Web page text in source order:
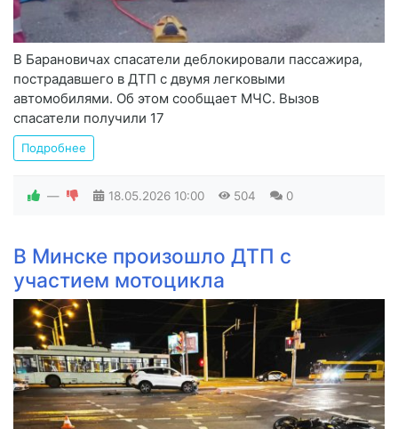
В Барановичах спасатели деблокировали пассажира,
пострадавшего в ДТП с двумя легковыми
автомобилями. Об этом сообщает МЧС. Вызов
спасатели получили 17
Подробнее
— 18.05.2026 10:00 504 0
В Минске произошло ДТП с
участием мотоцикла